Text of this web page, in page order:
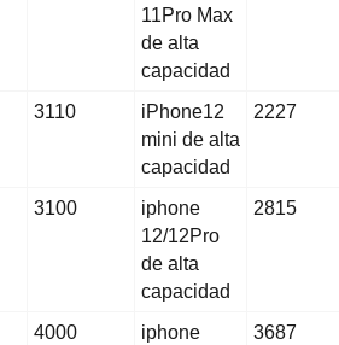
11Pro Max
de alta
capacidad
3110
iPhone12
mini de alta
capacidad
2227
3100
iphone
12/12Pro
de alta
capacidad
2815
4000
iphone
3687